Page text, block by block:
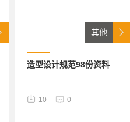
其他
造型设计规范98份资料
10 0